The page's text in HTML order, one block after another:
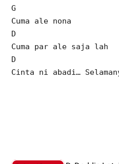
G
Cuma ale nona
D
Cuma par ale saja lah
D
Cinta ni abadi…